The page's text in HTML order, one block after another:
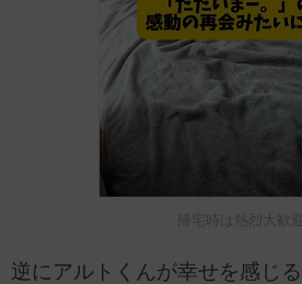
帰宅時は熱烈大歓
逆にアルトくんが幸せを感じ